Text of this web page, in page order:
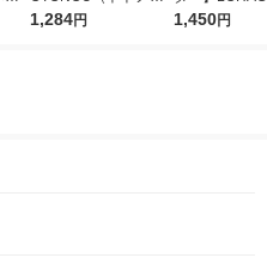
ウ） by BLACK無糖 5
1,284円
r 410ml 1箱（
1,450円